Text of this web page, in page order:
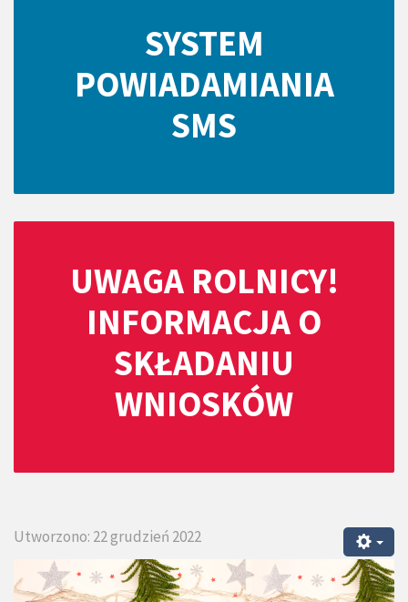
SYSTEM
POWIADAMIANIA
SMS
UWAGA ROLNICY!
INFORMACJA O
SKŁADANIU
WNIOSKÓW
Utworzono: 22 grudzień 2022